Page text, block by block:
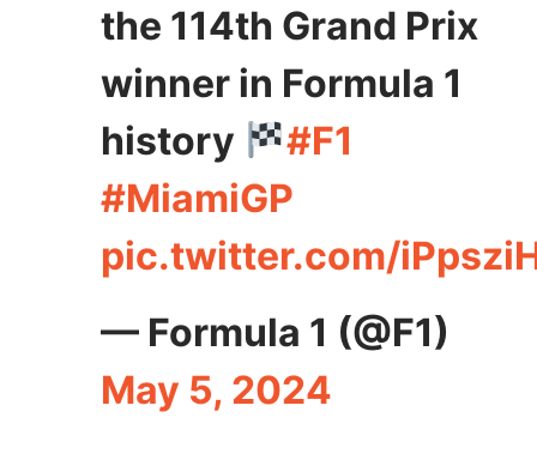
the 114th Grand Prix
winner in Formula 1
history
#F1
#MiamiGP
pic.twitter.com/
— Formula 1 (@F1)
May 5, 2024